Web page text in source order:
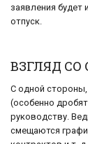
заявления будет
отпуск.
ВЗГЛЯД
С одной стороны,
(особенно
руководству.
смещаются